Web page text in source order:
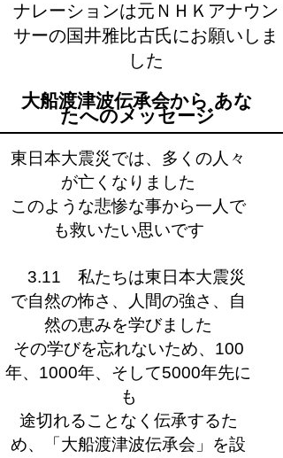
ナレーションは元ＮＨＫアナウン
サーの国井雅比古氏にお願いしま
した
大船渡津波伝承会から あな
たへのメッセージ
東日本大震災では、多くの人々
が亡くなりました
このような悲惨な事から一人で
も救いたい思いです
3.11 私たちは東日本大震災
で自然の怖さ、人間の強さ、自
然の恵みを学びました
その学びを忘れないため、100
年、1000年、そして5000年先に
も
途切れることなく伝承するた
め、「大船渡津波伝承会」を設